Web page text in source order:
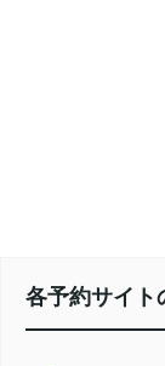
各予約サイト